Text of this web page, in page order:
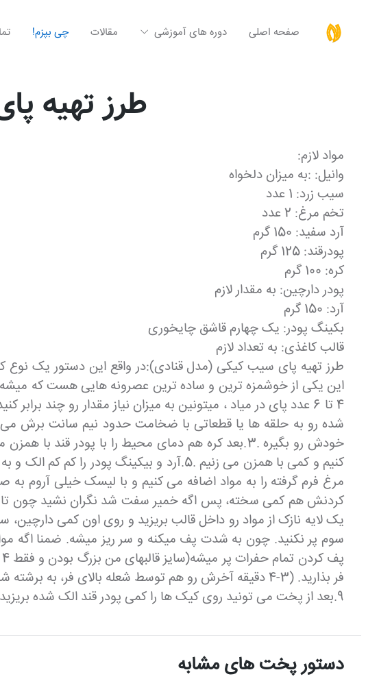
صفحه اصلی دوره های آموزشی مقالات چی بپزم!
طرز تهیه
مواد لازم:
وانیل: :به میزان دلخواه
سیب زرد: 1 عدد
تخم مرغ: 2 عدد
آرد سفید: 150 گرم
پودرقند: 125 گرم
کره: 100 گرم
پودر دارچین: به مقدار لازم
آرد: 150 گرم
بکینگ پودر: یک چهارم قاشق چایخوری
قالب کاغذی: به تعداد لازم
طرز تهیه پای سیب کیکی (مدل قنادی):در واقع این دستور یک
این یکی از خوشمزه ترین و ساده ترین عصرونه هایی هست که میشه
مرغ فرم گرفته را به مواد اضافه می کنیم و با لیسک خیلی
یک لایه نازک از مواد رو داخل قالب بریزید و روی اون کمی دارچین،
سوم پر نکنید. چون به شدت پف میکنه و سر ریز میشه. ضمنا اگه
فر بذارید. (3-4 دقیقه آخرش رو هم توسط شعله بالای فر، به برشته شدن روش اختصاص بدید. )
9.بعد از پخت می تونید روی کیک ها را کمی پودر قند الک شده بریزید و نوش جان کنید.
دستور پخت های مشابه